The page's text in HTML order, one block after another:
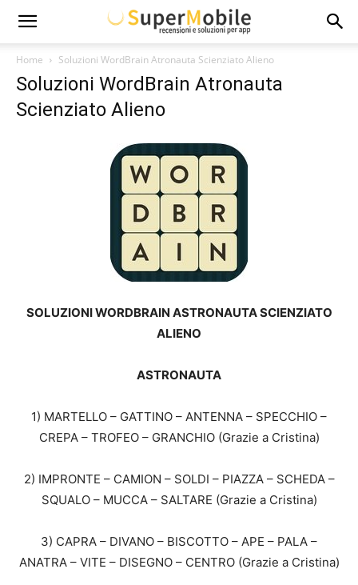
Super
Mobile
Home Soluzioni WordBrain Atronauta Scienziato Alieno
Soluzioni WordBrain Atronauta
Scienziato Alieno
SOLUZIONI WORDBRAIN ASTRONAUTA SCIENZIATO
ALIENO
ASTRONAUTA
1) MARTELLO – GATTINO – ANTENNA – SPECCHIO –
CREPA – TROFEO – GRANCHIO (Grazie a Cristina)
2) IMPRONTE – CAMION – SOLDI – PIAZZA – SCHEDA –
SQUALO – MUCCA – SALTARE (Grazie a Cristina)
3) CAPRA – DIVANO – BISCOTTO – APE – PALA –
ANATRA – VITE – DISEGNO – CENTRO (Grazie a Cristina)